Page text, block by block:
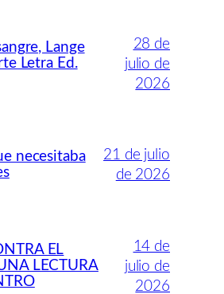
Lange
Letra Ed.
28 de
julio de
2026
necesitaba
21 de julio
de 2026
EL
LECTURA
14 de
julio de
2026